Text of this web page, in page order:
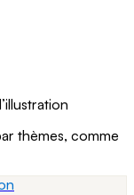
thèmes, comme